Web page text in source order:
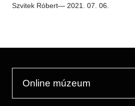
Szvitek Róbert— 2021. 07. 06.
Online múzeum